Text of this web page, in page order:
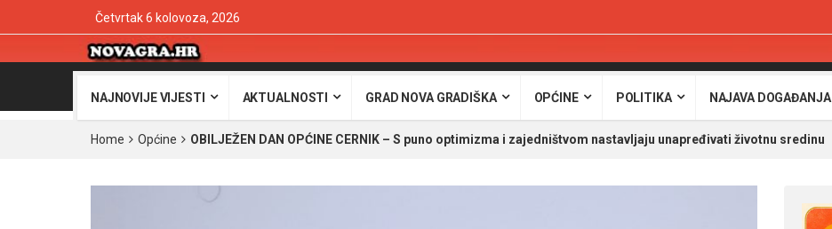
Četvrtak 6 kolovoza, 2026
NAJNOVIJE VIJESTI AKTUALNOSTI GRAD NOVA GRADIŠKA OPĆINE POLITIKA NAJAVA DOGAĐANJA
Home Općine OBILJEŽEN DAN OPĆINE CERNIK – S puno optimizma i zajedništvom nastavljaju unapređivati životnu sredinu